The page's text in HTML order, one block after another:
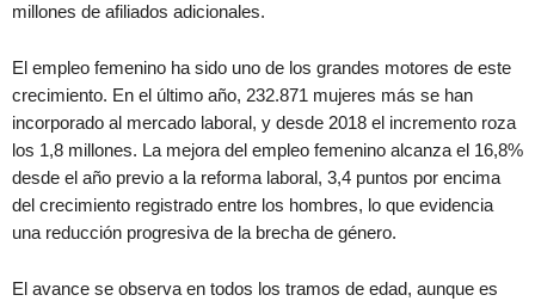
millones de afiliados adicionales.
El empleo femenino ha sido uno de los grandes motores de este
crecimiento. En el último año, 232.871 mujeres más se han
incorporado al mercado laboral, y desde 2018 el incremento roza
los 1,8 millones. La mejora del empleo femenino alcanza el 16,8%
desde el año previo a la reforma laboral, 3,4 puntos por encima
del crecimiento registrado entre los hombres, lo que evidencia
una reducción progresiva de la brecha de género.
El avance se observa en todos los tramos de edad, aunque es